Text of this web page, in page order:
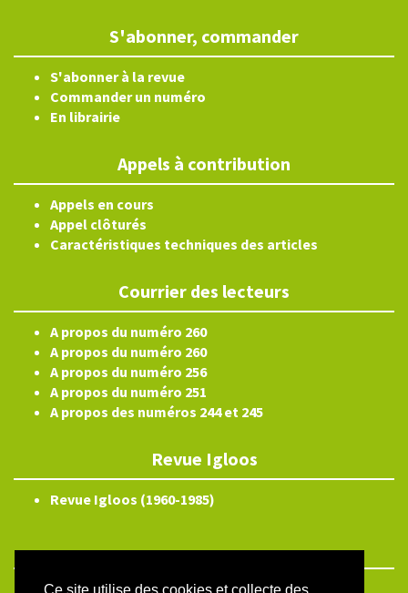
S'abonner, commander
S'abonner à la revue
Commander un numéro
En librairie
Appels à contribution
Appels en cours
Appel clôturés
Caractéristiques techniques des articles
Courrier des lecteurs
A propos du numéro 260
A propos du numéro 260
A propos du numéro 256
A propos du numéro 251
A propos des numéros 244 et 245
Revue Igloos
Revue Igloos (1960-1985)